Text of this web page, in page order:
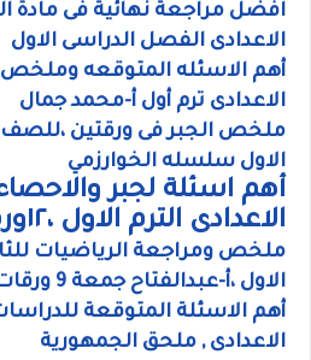
افضل مراجعة نهائية فى مادة
الاعدادى الفصل الدراسى الاول
أهم الاسئله المتوقعه وملخص
الاعدادى ترم أول أ-محمد جمال
ملخص الجبر فى ورقتين ،للصف
الاول سلسله الخوارزمي
أهم اسئلة لجبر
الاعدادى الترم الاول ،١٢ورقة
ملخص ومراجعة الرياضيات
الاول ،أ-عبدالفتاح جمعة 9 ورقات
أهم الاسئلة المتوقعة
الاعدادى , ملحق الجمهورية